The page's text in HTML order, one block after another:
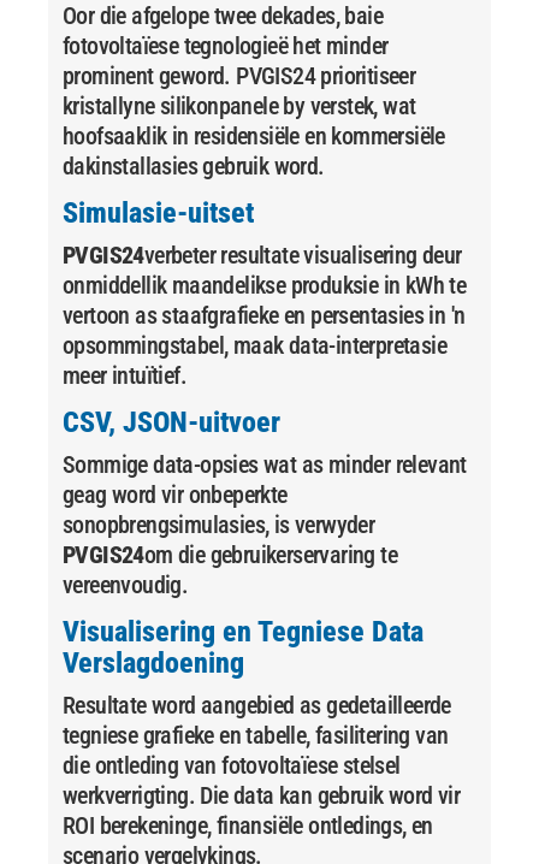
Oor die afgelope twee dekades, baie
fotovoltaïese tegnologieë het minder
prominent geword. PVGIS24 prioritiseer
kristallyne silikonpanele by verstek, wat
hoofsaaklik in residensiële en kommersiële
dakinstallasies gebruik word.
Simulasie-uitset
PVGIS24verbeter resultate visualisering deur
onmiddellik maandelikse produksie in kWh te
vertoon as staafgrafieke en persentasies in 'n
opsommingstabel, maak data-interpretasie
meer intuïtief.
CSV, JSON-uitvoer
Sommige data-opsies wat as minder relevant
geag word vir onbeperkte
sonopbrengsimulasies, is verwyder
PVGIS24om die gebruikerservaring te
vereenvoudig.
Visualisering en Tegniese Data
Verslagdoening
Resultate word aangebied as gedetailleerde
tegniese grafieke en tabelle, fasilitering van
die ontleding van fotovoltaïese stelsel
werkverrigting. Die data kan gebruik word vir
ROI berekeninge, finansiële ontledings, en
scenario vergelykings.